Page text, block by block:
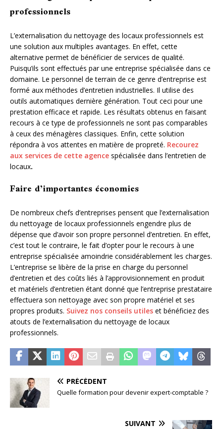
professionnels
L’externalisation du nettoyage des locaux professionnels est
une solution aux multiples avantages. En effet, cette
alternative permet de bénéficier de services de qualité.
Puisqu’ils sont effectués par une entreprise spécialisée dans ce
domaine. Le personnel de terrain de ce genre d’entreprise est
formé aux méthodes d’entretien industrielles. Il utilise des
outils automatiques dernière génération. Tout ceci pour une
prestation efficace et rapide. Les résultats obtenus en faisant
recours à ce type de professionnels ne sont pas comparables
à ceux des ménagères classiques. Enfin, cette solution
répondra à vos attentes en matière de propreté. Recourez
aux services de cette agence spécialisée dans l’entretien de
locaux.
Faire d’importantes économies
De nombreux chefs d’entreprises pensent que l’externalisation
du nettoyage de locaux professionnels engendre plus de
dépense que d’avoir son propre personnel d’entretien. En effet,
c’est tout le contraire, le fait d’opter pour le recours à une
entreprise spécialisée amoindrie considérablement les charges.
L’entreprise se libère de la prise en charge du personnel
d’entretien et des coûts liés à l’approvisionnement en produit
et matériels d’entretien étant donné que l’entreprise prestataire
effectuera son nettoyage avec son propre matériel et ses
propres produits. Suivez nos conseils utiles et bénéficiez des
atouts de l’externalisation du nettoyage de locaux
professionnels.
PRÉCÉDENT
Quelle formation pour devenir expert-comptable ?
SUIVANT